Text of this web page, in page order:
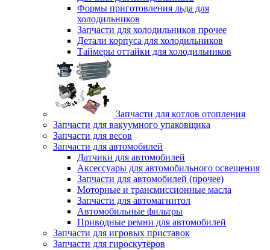
Формы приготовления льда для
холодильников
Запчасти для холодильников прочее
Детали корпуса для холодильников
Таймеры оттайки для холодильников
Запчасти для котлов отопления
Запчасти для вакуумного упаковщика
Запчасти для весов
Запчасти для автомобилей
Датчики для автомобилей
Аксессуары для автомобильного освещения
Запчасти для автомобилей (прочее)
Моторные и трансмиссионные масла
Запчасти для автомагнитол
Автомобильные фильтры
Приводные ремни для автомобилей
Запчасти для игровых приставок
Запчасти для гироскутеров